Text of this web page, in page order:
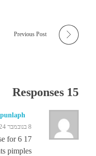
Previous Post
15 Responses
8 בנובמבר 2024 at 3:44
for 6 17
pimples